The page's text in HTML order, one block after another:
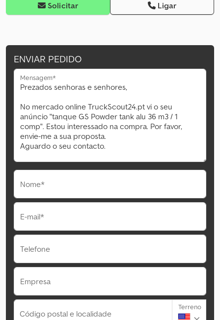
Solicitar Ligar
ENVIAR PEDIDO
Mensagem*
Nome*
E-mail*
Telefone
Empresa
Código postal e localidade
Terreno